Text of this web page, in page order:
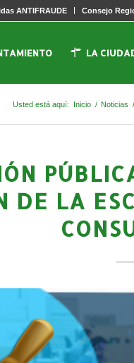
ANTIFRAUDE Consejo
LA
Usted está aquí: Inicio / Noticias /
DE LA